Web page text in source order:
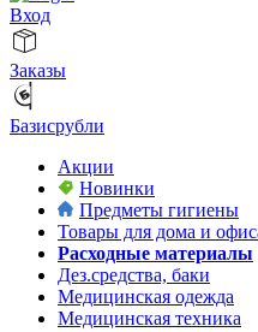
Вход
Заказы
Базисрубли
Акции
Новинки
Предметы гигиены
Товары для дома и
Расходные материалы
Дез.средства, баки
Медицинская одежда
Медицинская техника